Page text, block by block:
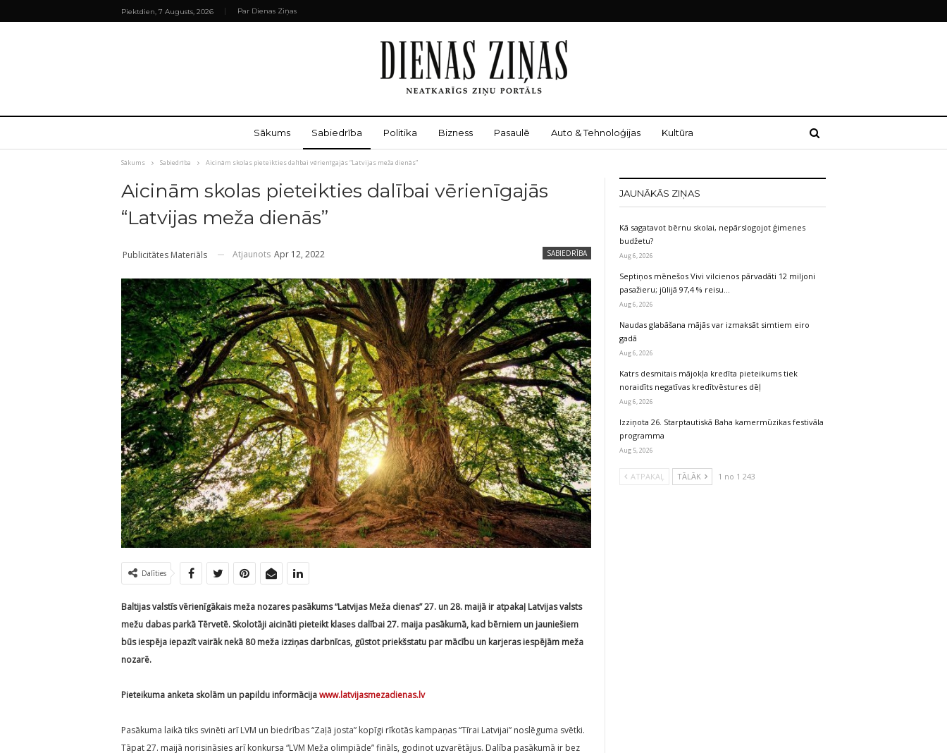
Piektdien, 7 Augusts, 2026 Par Dienas Ziņas
Sākums Sabiedrība Politika Bizness Pasaulē Auto & Tehnoloģijas Kultūra
Sākums Sabiedrība Aicinām skolas pieteikties dalībai vērienīgajās “Latvijas meža dienās”
Aicinām skolas pieteikties dalībai vērienīgajās
“Latvijas meža dienās”
SABIEDRĪBA
Publicitātes Materiāls Atjaunots Apr 12, 2022
Dalīties
Baltijas valstīs vērienīgākais meža nozares pasākums “Latvijas Meža dienas” 27. un 28. maijā ir atpakaļ Latvijas valsts
mežu dabas parkā Tērvetē. Skolotāji aicināti pieteikt klases dalībai 27. maija pasākumā, kad bērniem un jauniešiem
būs iespēja iepazīt vairāk nekā 80 meža izziņas darbnīcas, gūstot priekšstatu par mācību un karjeras iespējām meža
nozarē.
Pieteikuma anketa skolām un papildu informācijawww.latvijasmezadienas.lv
Pasākuma laikā tiks svinēti arī LVM un biedrības “Zaļā josta” kopīgi rīkotās kampaņas “Tīrai Latvijai” noslēguma svētki.
Tāpat 27. maijā norisināsies arī konkursa “LVM Meža olimpiāde” fināls, godinot uzvarētājus. Dalība pasākumā ir bez
JAUNĀKĀS ZIŅAS
Kā sagatavot bērnu skolai, nepārslogojot ģimenes
budžetu?
Aug 6, 2026
Septiņos mēnešos Vivi vilcienos pārvadāti 12 miljoni
pasažieru; jūlijā 97,4 % reisu…
Aug 6, 2026
Naudas glabāšana mājās var izmaksāt simtiem eiro
gadā
Aug 6, 2026
Katrs desmitais mājokļa kredīta pieteikums tiek
noraidīts negatīvas kredītvēstures dēļ
Aug 6, 2026
Izziņota 26. Starptautiskā Baha kamermūzikas festivāla
programma
Aug 5, 2026
ATPAKAĻ TĀLĀK 1 no 1 243